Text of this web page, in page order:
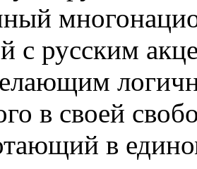
с русским
в своей
в